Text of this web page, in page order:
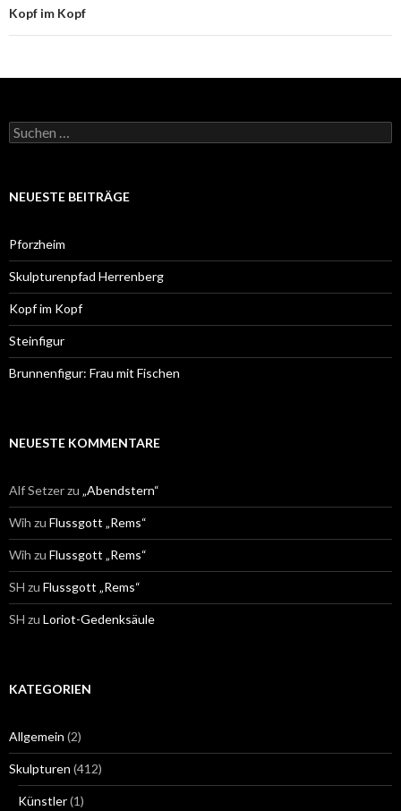
Kopf im Kopf
Suchen
nach:
NEUESTE BEITRÄGE
Pforzheim
Skulpturenpfad Herrenberg
Kopf im Kopf
Steinfigur
Brunnenfigur: Frau mit Fischen
NEUESTE KOMMENTARE
Alf Setzerzu „Abendstern“
Wih zu Flussgott „Rems“
Wih zu Flussgott „Rems“
SH zu Flussgott „Rems“
SH zu Loriot-Gedenksäule
KATEGORIEN
Allgemein (2)
Skulpturen (412)
Künstler(1)